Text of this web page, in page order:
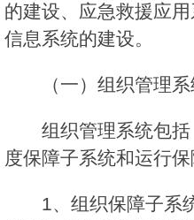
的建设、应急救援应
信息系统的建设。
（一）组织管理
组织管理系统包
度保障子系统和运行保
1、组织保障子系